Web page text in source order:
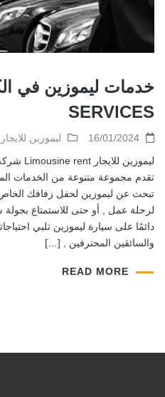
SERVICES
16/01/2024 ليموزين للايجار
تقدم مجموعة متنوعة من الخدمات
تبحث عن ليموزين لحفل زفافك
لرحلة عمل , أو حتى للاستمتاع بجولة
دائمًا على سيارة ليموزين تلبي
والسائقين المحترفين , […]
READ MORE